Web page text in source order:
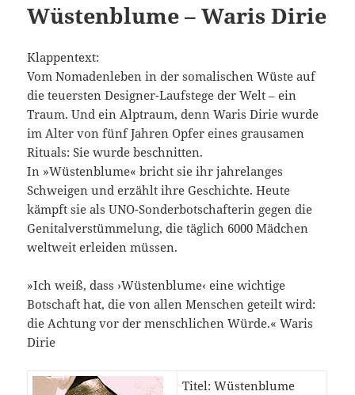
Wüstenblume – Waris Dirie
Klappentext:
Vom Nomadenleben in der somalischen Wüste auf
die teuersten Designer-Laufstege der Welt – ein
Traum. Und ein Alptraum, denn Waris Dirie wurde
im Alter von fünf Jahren Opfer eines grausamen
Rituals: Sie wurde beschnitten.
In »Wüstenblume« bricht sie ihr jahrelanges
Schweigen und erzählt ihre Geschichte. Heute
kämpft sie als UNO-Sonderbotschafterin gegen die
Genitalverstümmelung, die täglich 6000 Mädchen
weltweit erleiden müssen.
»Ich weiß, dass ›Wüstenblume‹ eine wichtige
Botschaft hat, die von allen Menschen geteilt wird:
die Achtung vor der menschlichen Würde.« Waris
Dirie
Titel: Wüstenblume